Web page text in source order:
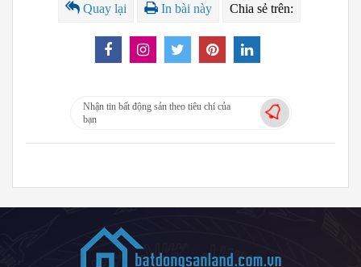
Quay lại In bài này Chia sẻ trên:
Nhận tin bất động sản theo tiêu chí của
bạn